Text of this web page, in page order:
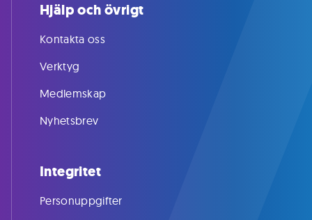
Hjälp och övrigt
Kontakta oss
Verktyg
Medlemskap
Nyhetsbrev
Integritet
Personuppgifter